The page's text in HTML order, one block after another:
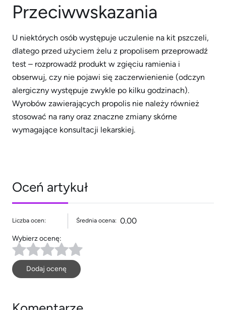
Przeciwwskazania
U niektórych osób występuje uczulenie na kit pszczeli,
dlatego przed użyciem żelu z propolisem przeprowadź
test – rozprowadź produkt w zgięciu ramienia i
obserwuj, czy nie pojawi się zaczerwienienie (odczyn
alergiczny występuje zwykle po kilku godzinach).
Wyrobów zawierających propolis nie należy również
stosować na rany oraz znaczne zmiany skórne
wymagające konsultacji lekarskiej.
Oceń artykuł
Liczba ocen: Średnia ocena: 0.00
Wybierz ocenę:
Dodaj ocenę